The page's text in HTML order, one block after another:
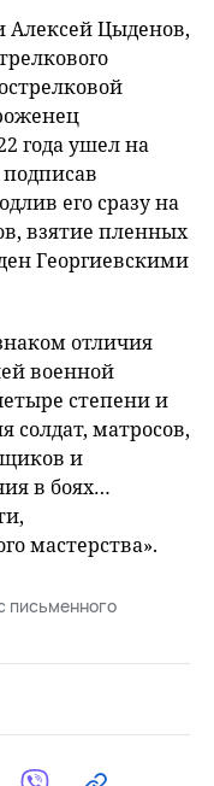
Алексей Цыденов,
года ушел на
его сразу на
взятие пленных
Георгиевскими
отличия
военной
степени и
солдат, матросов,
и
в боях…
мастерства».
письменного